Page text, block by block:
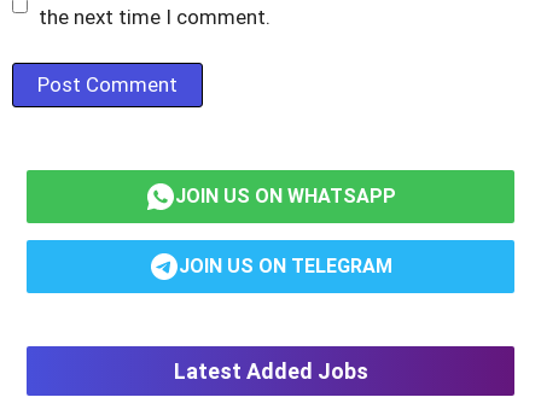
the next time I comment.
JOIN US ON WHATSAPP
JOIN US ON TELEGRAM
Latest Added Jobs